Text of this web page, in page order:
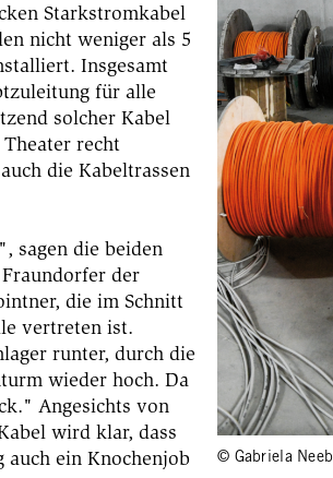
Starkstromkabel
nicht weniger als 5
Insgesamt
für alle
solcher Kabel
recht
die Kabeltrassen
sagen die beiden
der
die im Schnitt
vertreten ist.
runter, durch die
wieder hoch. Da
Angesichts von
wird klar, dass
ein Knochenjob
© Gabriela Neeb